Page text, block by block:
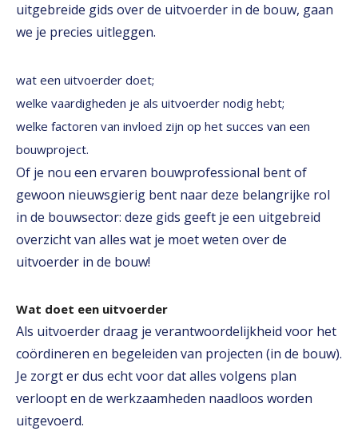
uitgebreide gids over de uitvoerder in de bouw, gaan
we je precies uitleggen.
wat een uitvoerder doet;
welke vaardigheden je als uitvoerder nodig hebt;
welke factoren van invloed zijn op het succes van een
bouwproject.
Of je nou een ervaren bouwprofessional bent of
gewoon nieuwsgierig bent naar deze belangrijke rol
in de bouwsector: deze gids geeft je een uitgebreid
overzicht van alles wat je moet weten over de
uitvoerder in de bouw!
Wat doet een uitvoerder
Als uitvoerder draag je verantwoordelijkheid voor het
coördineren en begeleiden van projecten (in de bouw).
Je zorgt er dus echt voor dat alles volgens plan
verloopt en de werkzaamheden naadloos worden
uitgevoerd.